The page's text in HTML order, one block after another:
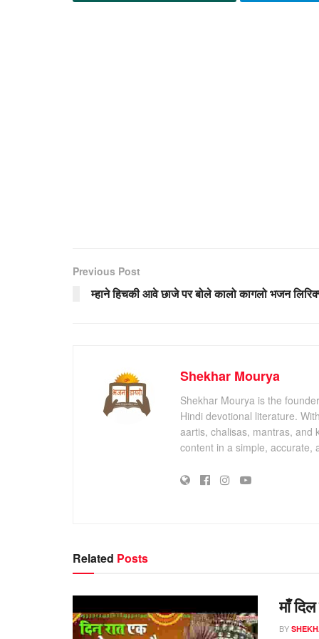
Previous Post
म्हाने हिचकी आवे छाजे पर बोले कालो कागलो भजन
Shekhar Mourya
Shekhar Mourya is the
Hindi devotional literature.
aartis, chalisas, mantras, and
content in a simple, accurate,
Related Posts
माँ
BY